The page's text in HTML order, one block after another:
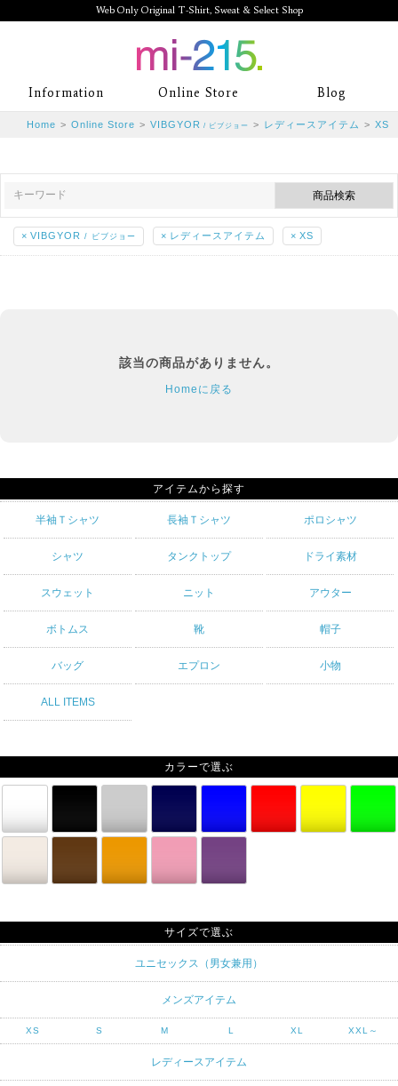
Web Only Original T-Shirt, Sweat & Select Shop
mi-215. Web Only Original T-Shirt,
Sweat & Select Shop mi-215. Tシャ
ランド専門通販
Information Online Store Blog
Home > Online Store > VIBGYOR / ビブジョー > レディースアイテム > XS
× VIBGYOR / ビブジョー × レディースアイテム × XS
該当の商品がありません。
Homeに戻る
アイテムから探す
半袖Ｔシャツ 長袖Ｔシャツ ポロシャツ
シャツ タンクトップ ドライ素材
スウェット ニット アウター
ボトムス 靴 帽子
バッグ エプロン 小物
ALL ITEMS
カラーで選ぶ
サイズで選ぶ
ユニセックス（男女兼用）
メンズアイテム
XS S M L XL XXL～
レディースアイテム